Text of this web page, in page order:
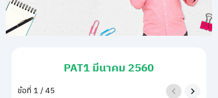
PAT1 มีนาคม 2560
ข้อที่ 1 / 45